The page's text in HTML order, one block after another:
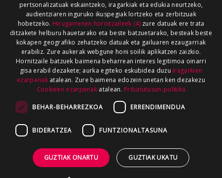
pertsonalizatuak eskaintzeko, iragarkiak eta edukia neurtzeko,
audientziaren inguruko ikuspegiak lortzeko eta zerbitzuak
hobetzeko. Hirugarrenen hornitzaileek (4)zure datuak ere trata
ditzakete helburu hauetarako eta beste batzuetarako, besteak beste
kokapen geografiko zehatzeko datuak eta gailuaren ezaugarriak
erabiliz. Zure aukerak webgune honi soilik aplikatzen zaizkio.
Hornitzaile batzuek baimena beharrean interes legitimoa oinarri
gisa erabil dezakete; aurka egiteko eskubidea duzu Iragarkien
ezarpenakatalean. Zure baimena edozein unetan ken dezakezu
Cookieen ezarpenak atalean. Pribatutasun-politika
BEHAR-BEHARREZKOA ERRENDIMENDUA
BIDERATZEA FUNTZIONALTASUNA
GUZTIAK ONARTU GUZTIAK UKATU